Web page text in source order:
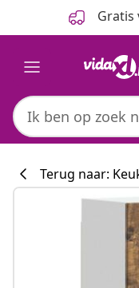
Gratis
Terug naar: